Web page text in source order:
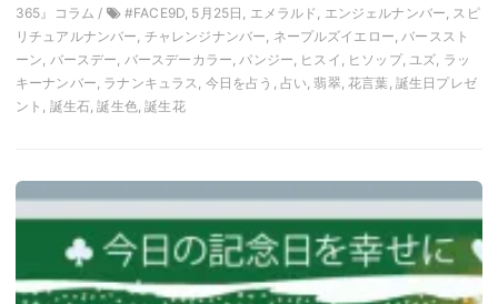
365』コラム /
#FACE9D, 5月25日, エメラルド, エンジェルナンバー, スピ
リチュアルナンバー, チャレンジナンバー, ネープルズイエロー, バーススト
ーン, バースデー, バースデーカラー, パンジー, ヒスイ, ヒソップ, ユズ, ラッ
キーナンバー, ラナンキュラス, 今日を占う, 占い, 翡翠, 花言葉, 誕生日プレゼ
ント, 誕生石, 誕生色, 誕生花